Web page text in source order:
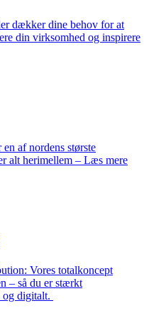
dækker dine behov for at
din virksomhed og inspirere
af nordens største
alt herimellem – Læs mere
Vores totalkoncept
– så du er stærkt
og digitalt.